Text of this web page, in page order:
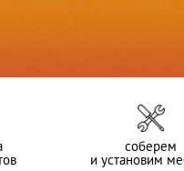
соберем
и установим